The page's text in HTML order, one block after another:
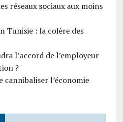
réseaux sociaux aux moins
Tunisie : la colère des
l’accord de l’employeur
?
cannibaliser l’économie